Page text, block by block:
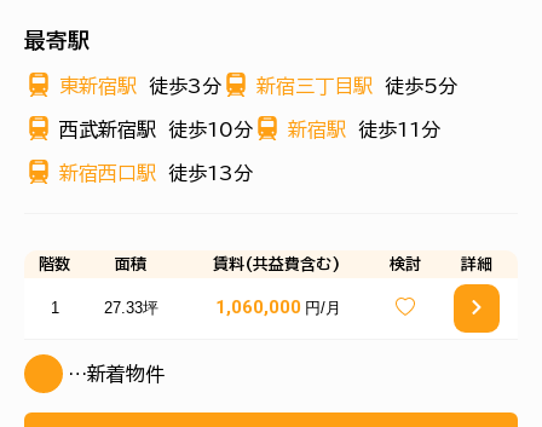
最寄駅
東新宿駅 徒歩3分 新宿三丁目駅 徒歩5分
西武新宿駅 徒歩10分 新宿駅 徒歩11分
新宿西口駅 徒歩13分
階数 面積 賃料(共益費含む) 検討 詳細
1 27.33坪 1,060,000 円/月
…新着物件